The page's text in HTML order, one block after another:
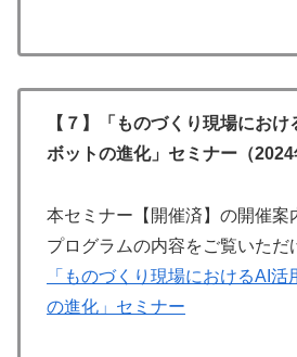
【７】「ものづくり現場にお
ボットの進化」セミナー（2024
本セミナー【開催済】の開催案
プログラムの内容をご覧いただ
「ものづくり現場におけるAI活
の進化」セミナー